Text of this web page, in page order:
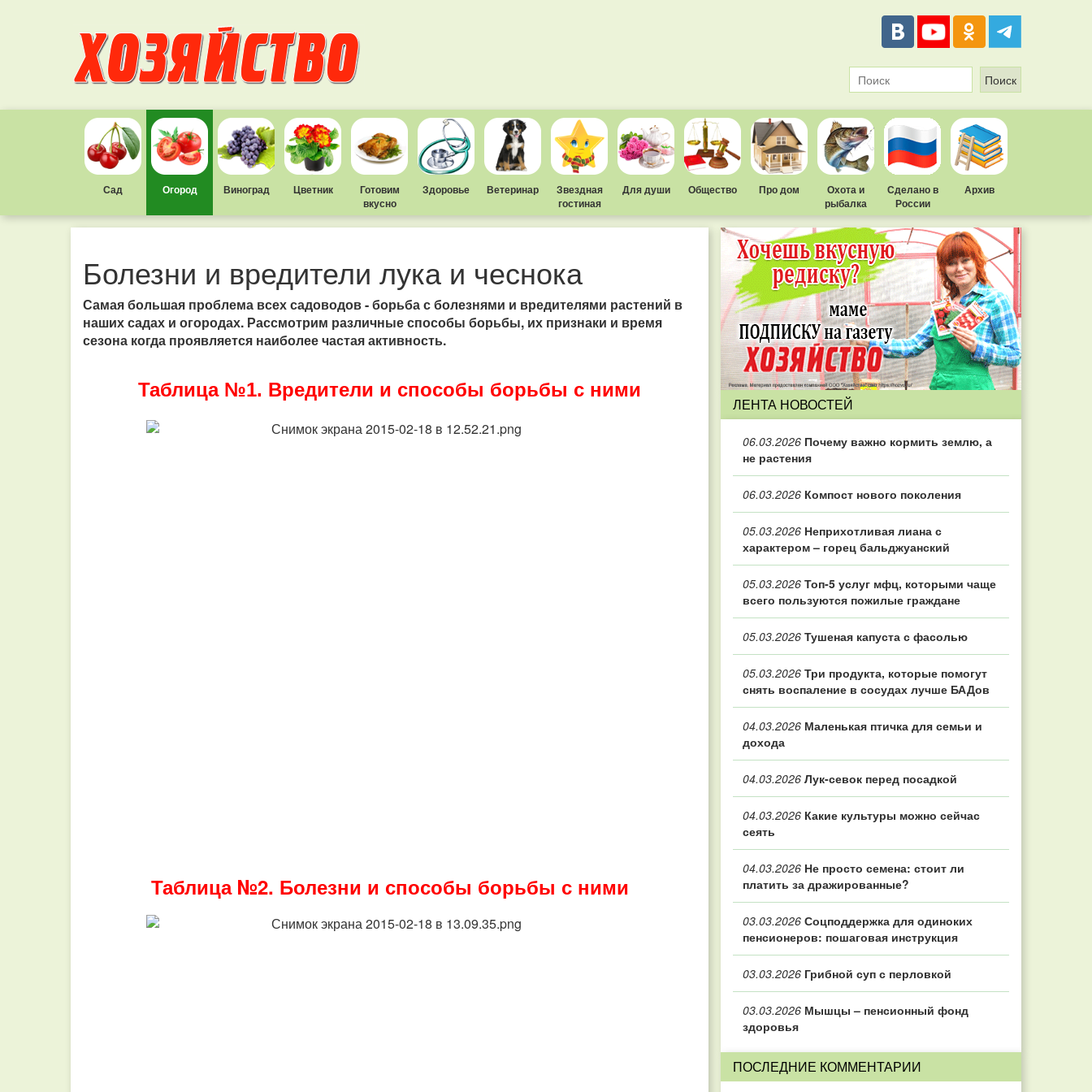
Сад Огород Виноград Цветник
Готовим
вкусно
Здоровье Ветеринар
Звездная
гостиная
Для души Общество Про дом
Охота и
рыбалка
Сделано в
России
Архив
Болезни и вредители лука и чеснока
Самая большая проблема всех садоводов - борьба с болезнями и вредителями растений в
наших садах и огородах. Рассмотрим различные способы борьбы, их признаки и время
сезона когда проявляется наиболее частая активность.
Таблица №1. Вредители и способы борьбы с ними
Таблица №2. Болезни и способы борьбы с ними
ЛЕНТА НОВОСТЕЙ
06.03.2026 Почему важно кормить землю, а
не растения
06.03.2026 Компост нового поколения
05.03.2026 Неприхотливая лиана с
характером – горец бальджуанский
05.03.2026 Топ‑5 услуг мфц, которыми чаще
всего пользуются пожилые граждане
05.03.2026 Тушеная капуста с фасолью
05.03.2026 Три продукта, которые помогут
снять воспаление в сосудах лучше БАДов
04.03.2026 Маленькая птичка для семьи и
дохода
04.03.2026 Лук-севок перед посадкой
04.03.2026 Какие культуры можно сейчас
сеять
04.03.2026 Не просто семена: стоит ли
платить за дражированные?
03.03.2026 Соцподдержка для одиноких
пенсионеров: пошаговая инструкция
03.03.2026 Грибной суп с перловкой
03.03.2026 Мышцы – пенсионный фонд
здоровья
ПОСЛЕДНИЕ КОММЕНТАРИИ